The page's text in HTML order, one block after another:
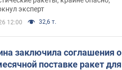
эксперт
12:00 32,6 т.
заключила соглашения о
поставке ракет для